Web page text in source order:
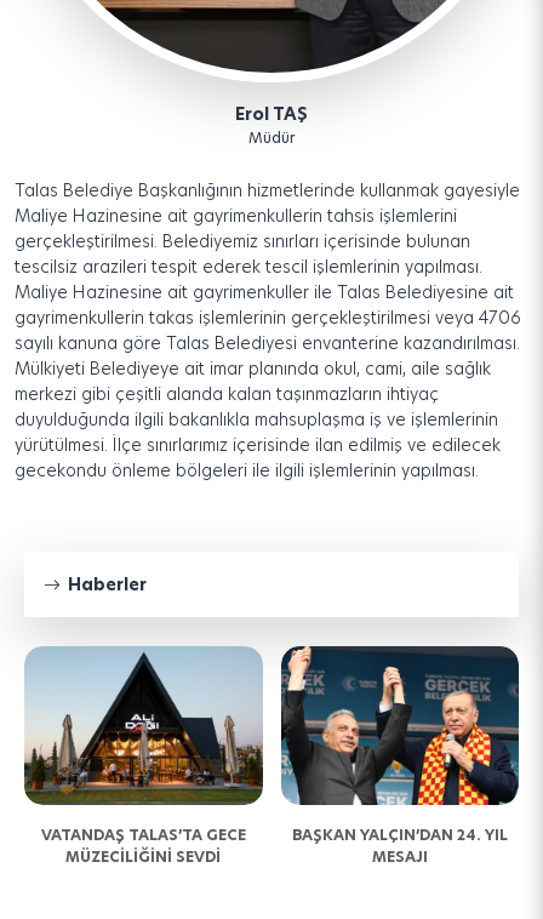
Erol TAŞ
Müdür
Talas Belediye Başkanlığının hizmetlerinde kullanmak gayesiyle
Maliye Hazinesine ait gayrimenkullerin tahsis işlemlerini
gerçekleştirilmesi. Belediyemiz sınırları içerisinde bulunan
tescilsiz arazileri tespit ederek tescil işlemlerinin yapılması.
Maliye Hazinesine ait gayrimenkuller ile Talas Belediyesine ait
gayrimenkullerin takas işlemlerinin gerçekleştirilmesi veya 4706
sayılı kanuna göre Talas Belediyesi envanterine kazandırılması.
Mülkiyeti Belediyeye ait imar planında okul, cami, aile sağlık
merkezi gibi çeşitli alanda kalan taşınmazların ihtiyaç
duyulduğunda ilgili bakanlıkla mahsuplaşma iş ve işlemlerinin
yürütülmesi. İlçe sınırlarımız içerisinde ilan edilmiş ve edilecek
gecekondu önleme bölgeleri ile ilgili işlemlerinin yapılması.
Haberler
VATANDAŞ TALAS’TA GECE
MÜZECİLİĞİNİ SEVDİ
BAŞKAN YALÇIN’DAN 24. YIL
MESAJI